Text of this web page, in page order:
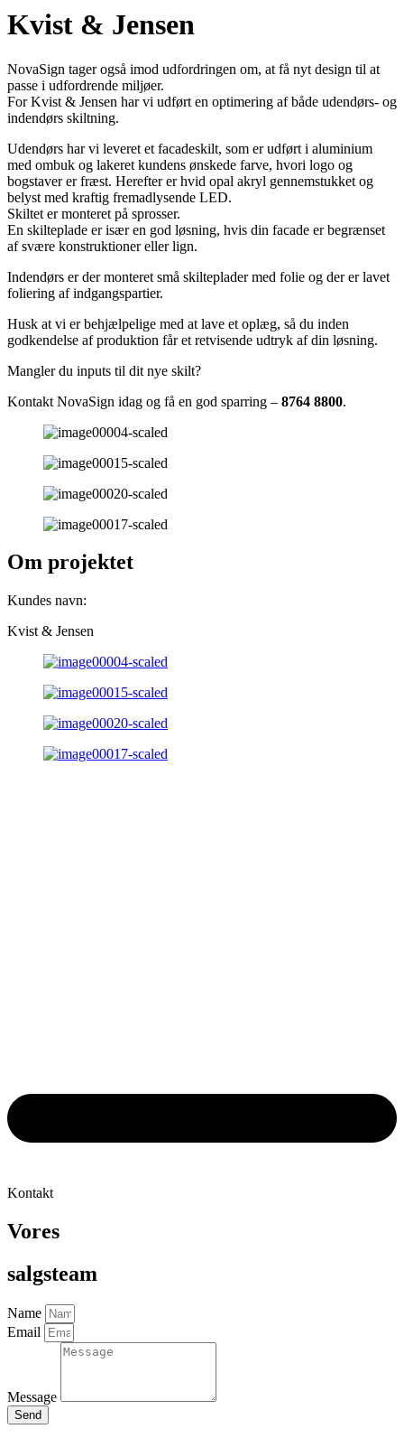
Kvist & Jensen
NovaSign tager også imod udfordringen om, at få nyt design til at
passe i udfordrende miljøer.
For Kvist & Jensen har vi udført en optimering af både udendørs- og
indendørs skiltning.
Udendørs har vi leveret et facadeskilt, som er udført i aluminium
med ombuk og lakeret kundens ønskede farve, hvori logo og
bogstaver er fræst. Herefter er hvid opal akryl gennemstukket og
belyst med kraftig fremadlysende LED.
Skiltet er monteret på sprosser.
En skilteplade er især en god løsning, hvis din facade er begrænset
af svære konstruktioner eller lign.
Indendørs er der monteret små skilteplader med folie og der er lavet
foliering af indgangspartier.
Husk at vi er behjælpelige med at lave et oplæg, så du inden
godkendelse af produktion får et retvisende udtryk af din løsning.
Mangler du inputs til dit nye skilt?
Kontakt NovaSign idag og få en god sparring – 8764 8800.
Om projektet
Kundes navn:
Kvist & Jensen
Kontakt
Vores
salgsteam
Name
Email
Message
Send